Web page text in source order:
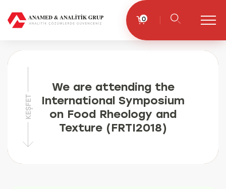
0
We are attending the
International Symposium
on Food Rheology and
Texture (FRTI2018)
KEŞFET